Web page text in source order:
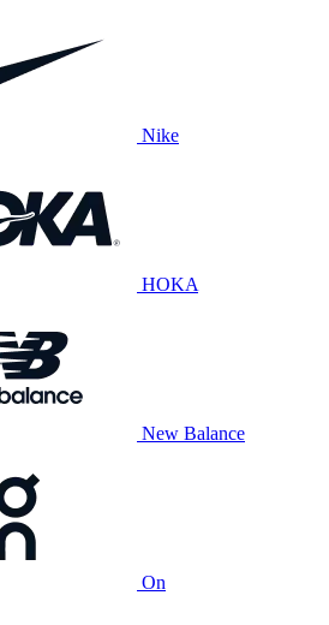
Nike
HOKA
New Balance
On